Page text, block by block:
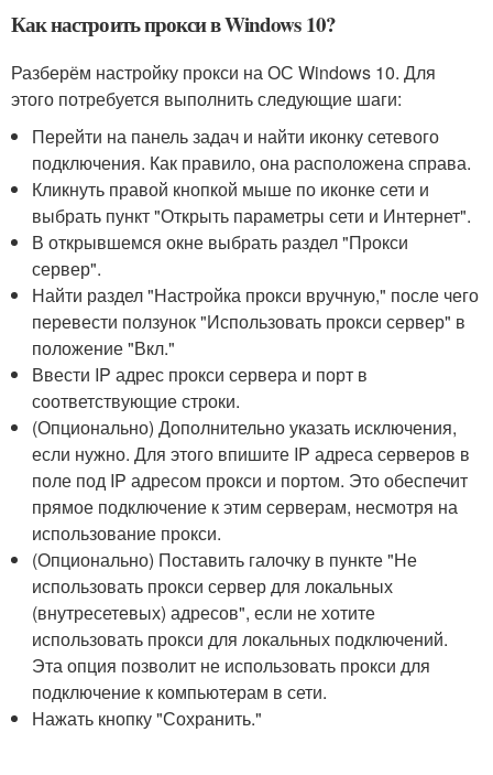
Как настроить прокси в Windows 10?
Разберём настройку прокси на ОС Windows 10. Для
этого потребуется выполнить следующие шаги:
Перейти на панель задач и найти иконку сетевого
подключения. Как правило, она расположена справа.
Кликнуть правой кнопкой мыше по иконке сети и
выбрать пункт "Открыть параметры сети и Интернет".
В открывшемся окне выбрать раздел "Прокси
сервер".
Найти раздел "Настройка прокси вручную," после чего
перевести ползунок "Использовать прокси сервер" в
положение "Вкл."
Ввести IP адрес прокси сервера и порт в
соответствующие строки.
(Опционально) Дополнительно указать исключения,
если нужно. Для этого впишите IP адреса серверов в
поле под IP адресом прокси и портом. Это обеспечит
прямое подключение к этим серверам, несмотря на
использование прокси.
(Опционально) Поставить галочку в пункте "Не
использовать прокси сервер для локальных
(внутресетевых) адресов", если не хотите
использовать прокси для локальных подключений.
Эта опция позволит не использовать прокси для
подключение к компьютерам в сети.
Нажать кнопку "Сохранить."